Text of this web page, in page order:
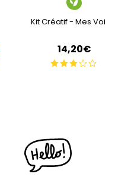
Kit Créatif - Mes
14,20€